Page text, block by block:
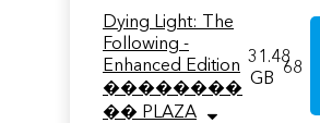
Dying Light: The
Following -
Enhanced Edition
��������
�� PLAZA
31.48
GB 68